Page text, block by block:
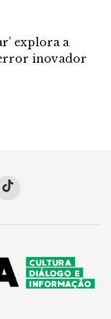
explora a
inovador